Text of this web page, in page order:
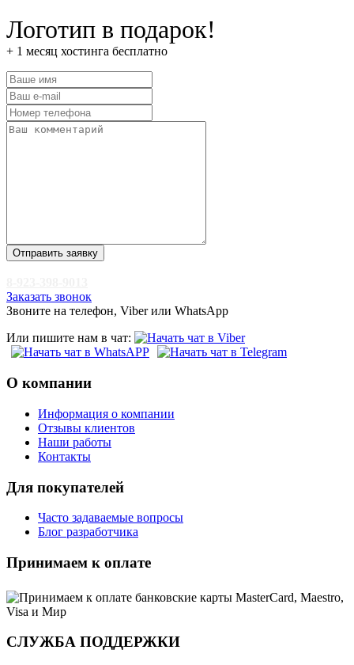
Логотип в подарок!
+ 1 месяц хостинга бесплатно
Отправить заявку
Заказать звонок
Звоните на телефон, Viber или WhatsApp
Или пишите нам в чат:
О компании
Информация о компании
Отзывы клиентов
Наши работы
Контакты
Для покупателей
Часто задаваемые вопросы
Блог разработчика
Принимаем к оплате
СЛУЖБА ПОДДЕРЖКИ